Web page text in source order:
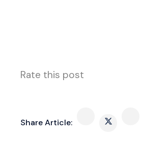
Rate this post
Share Article: